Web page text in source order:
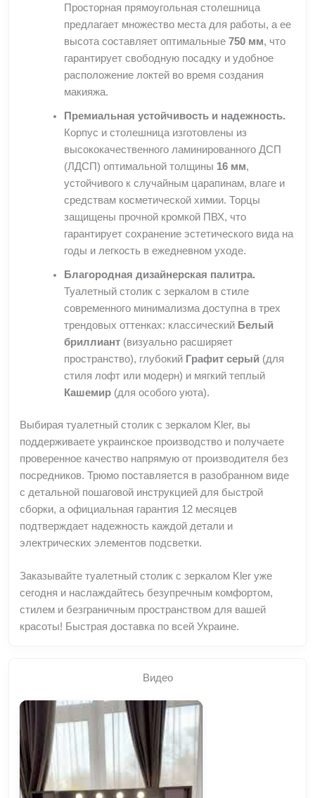
Просторная прямоугольная столешница
предлагает множество места для работы, а ее
высота составляет оптимальные750 мм, что
гарантирует свободную посадку и удобное
расположение локтей во время создания
макияжа.
Премиальная устойчивость и надежность.
Корпус и столешница изготовлены из
высококачественного ламинированного ДСП
(ЛДСП) оптимальной толщины 16 мм,
устойчивого к случайным царапинам, влаге и
средствам косметической химии. Торцы
защищены прочной кромкой ПВХ, что
гарантирует сохранение эстетического вида на
годы и легкость в ежедневном уходе.
Благородная дизайнерская палитра.
Туалетный столик с зеркалом в стиле
современного минимализма доступна в трех
трендовых оттенках: классический Белый
бриллиант (визуально расширяет
пространство), глубокий Графит серый (для
стиля лофт или модерн) и мягкий теплый
Кашемир (для особого уюта).
Выбирая туалетный столик с зеркалом Kler, вы
поддерживаете украинское производство и получаете
проверенное качество напрямую от производителя без
посредников. Трюмо поставляется в разобранном виде
с детальной пошаговой инструкцией для быстрой
сборки, а официальная гарантия 12 месяцев
подтверждает надежность каждой детали и
электрических элементов подсветки.
Заказывайте туалетный столик с зеркалом Kler уже
сегодня и наслаждайтесь безупречным комфортом,
стилем и безграничным пространством для вашей
красоты! Быстрая доставка по всей Украине.
Видео